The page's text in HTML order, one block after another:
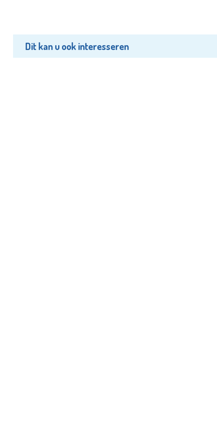
Dit kan u ook interesseren